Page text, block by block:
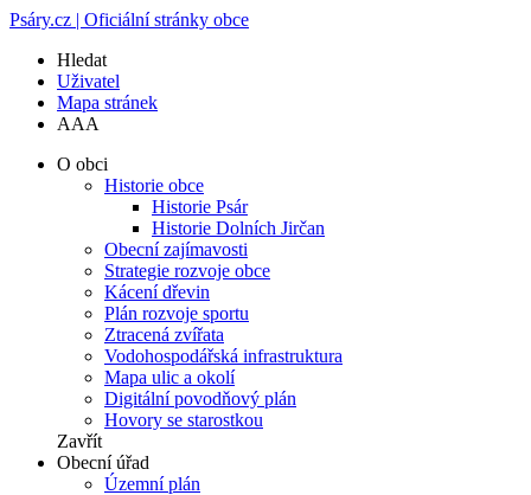
Psáry.cz | Oficiální stránky obce
Hledat
Uživatel
Mapa stránek
AAA
O obci
Historie obce
Historie Psár
Historie Dolních Jirčan
Obecní zajímavosti
Strategie rozvoje obce
Kácení dřevin
Plán rozvoje sportu
Ztracená zvířata
Vodohospodářská infrastruktura
Mapa ulic a okolí
Digitální povodňový plán
Hovory se starostkou
Zavřít
Obecní úřad
Územní plán